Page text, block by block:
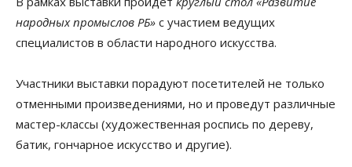
народных промыслов РБ» с участием ведущих
специалистов в области народного искусства.
Участники выставки порадуют посетителей не только
отменными произведениями, но и проведут различные
мастер-классы (художественная роспись по дереву,
батик, гончарное искусство и другие).